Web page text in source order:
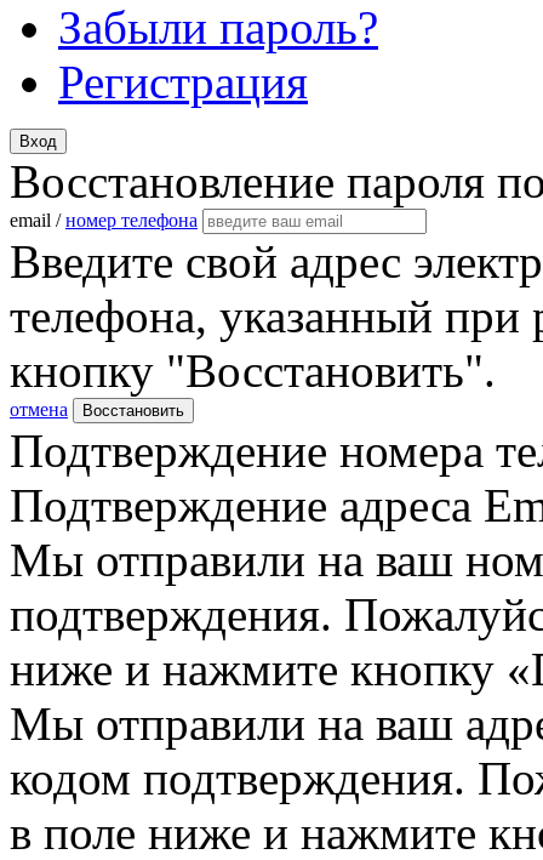
Забыли пароль?
Регистрация
Вход
Восстановление пароля
email /номер телефона
Введите свой адрес
телефона, указанный при
кнопку "Восстановить".
отмена Восстановить
Подтверждение номера
Подтверждение адреса
Мы отправили на ваш
подтверждения.
ниже и нажмите кнопку
Мы отправили на ваш
кодом подтверждения.
в поле ниже и нажмите